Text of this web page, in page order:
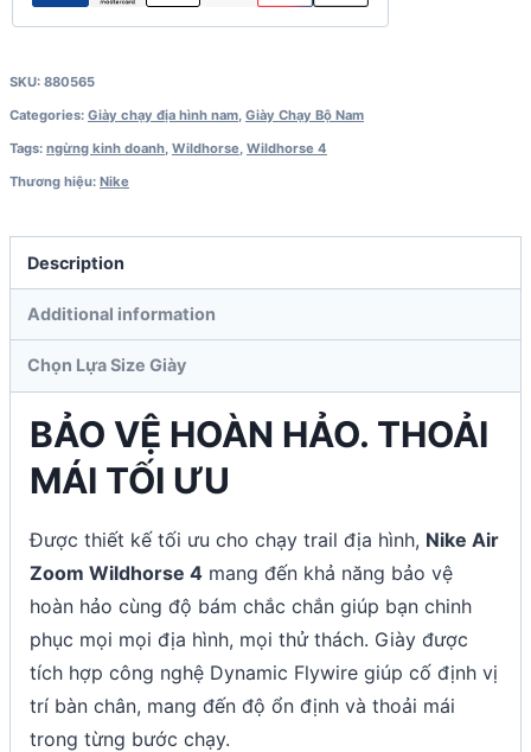
SKU: 880565
Categories: Giày chạy địa hình nam, Giày Chạy Bộ Nam
Tags: ngừng kinh doanh, Wildhorse, Wildhorse 4
Thương hiệu: Nike
Description
Additional information
Chọn Lựa Size Giày
BẢO VỆ HOÀN HẢO. THOẢI
MÁI TỐI ƯU
Được thiết kế tối ưu cho chạy trail địa hình, Nike Air
Zoom Wildhorse 4 mang đến khả năng bảo vệ
hoàn hảo cùng độ bám chắc chắn giúp bạn chinh
phục mọi mọi địa hình, mọi thử thách. Giày được
tích hợp công nghệ Dynamic Flywire giúp cố định vị
trí bàn chân, mang đến độ ổn định và thoải mái
trong từng bước chạy.